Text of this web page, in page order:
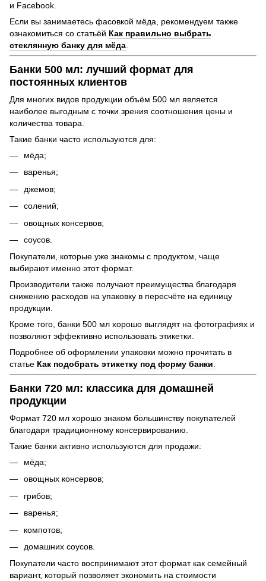
и Facebook.
Если вы занимаетесь фасовкой мёда, рекомендуем также
ознакомиться со статьёй Как правильно выбрать
стеклянную банку для мёда.
Банки 500 мл: лучший формат для
постоянных клиентов
Для многих видов продукции объём 500 мл является
наиболее выгодным с точки зрения соотношения цены и
количества товара.
Такие банки часто используются для:
мёда;
варенья;
джемов;
солений;
овощных консервов;
соусов.
Покупатели, которые уже знакомы с продуктом, чаще
выбирают именно этот формат.
Производители также получают преимущества благодаря
снижению расходов на упаковку в пересчёте на единицу
продукции.
Кроме того, банки 500 мл хорошо выглядят на фотографиях и
позволяют эффективно использовать этикетки.
Подробнее об оформлении упаковки можно прочитать в
статье Как подобрать этикетку под форму банки.
Банки 720 мл: классика для домашней
продукции
Формат 720 мл хорошо знаком большинству покупателей
благодаря традиционному консервированию.
Такие банки активно используются для продажи:
мёда;
овощных консервов;
грибов;
варенья;
компотов;
домашних соусов.
Покупатели часто воспринимают этот формат как семейный
вариант, который позволяет экономить на стоимости